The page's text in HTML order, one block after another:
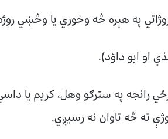
په هېره څه وخوري يا وڅښي
او ابو داؤد).
رانجه په سترګو وهل، کريم يا
ته څه تاوان نه رسيږي.